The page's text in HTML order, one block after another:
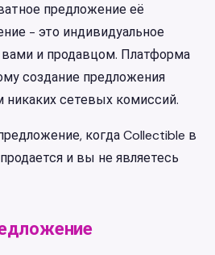
предложение её
- это индивидуальное
и продавцом. Платформа
создание предложения
никаких сетевых комиссий.
когда Collectible в
и вы не являетесь